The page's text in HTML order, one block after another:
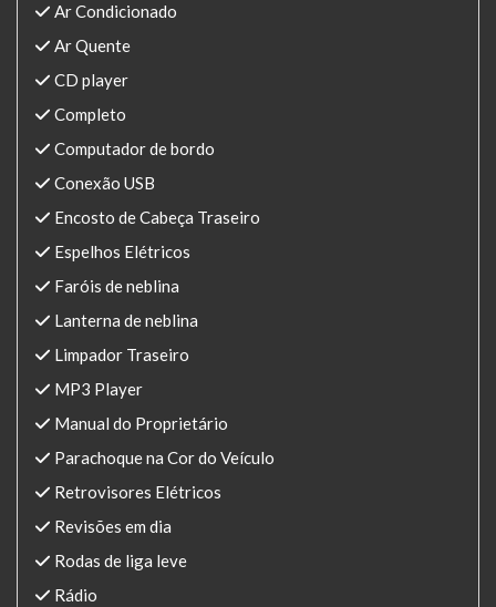
Ar Condicionado
Ar Quente
CD player
Completo
Computador de bordo
Conexão USB
Encosto de Cabeça Traseiro
Espelhos Elétricos
Faróis de neblina
Lanterna de neblina
Limpador Traseiro
MP3 Player
Manual do Proprietário
Parachoque na Cor do Veículo
Retrovisores Elétricos
Revisões em dia
Rodas de liga leve
Rádio